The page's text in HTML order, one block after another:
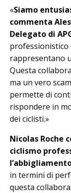
«Siamo
commenta
Delegato di
professionistico
rappresentano
Questa
ma un vero
permette di
rispondere in
dei ciclisti.»
Nicolas Roche
ciclismo
in termini di
questa